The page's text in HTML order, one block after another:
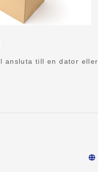
ansluta till en dator eller